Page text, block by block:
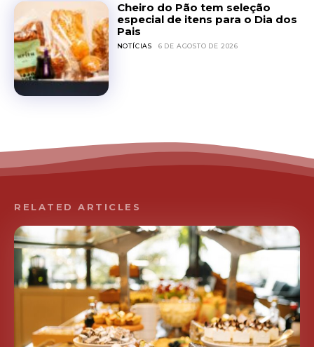
Cheiro do Pão tem seleção
especial de itens para o Dia dos
Pais
NOTÍCIAS 6 DE AGOSTO DE 2026
RELATED ARTICLES